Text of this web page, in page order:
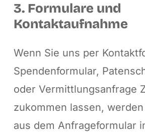
3. Formulare und
Kontaktaufnahme
Wenn Sie uns per
Spendenformular,
oder Vermittlungsanfrage
zukommen lassen,
aus dem Anfrageformular